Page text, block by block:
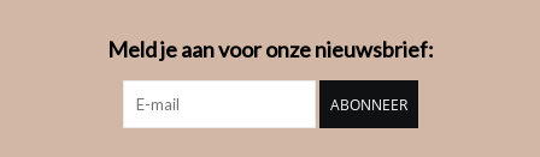
Meld je aan voor onze nieuwsbrief:
ABONNEER